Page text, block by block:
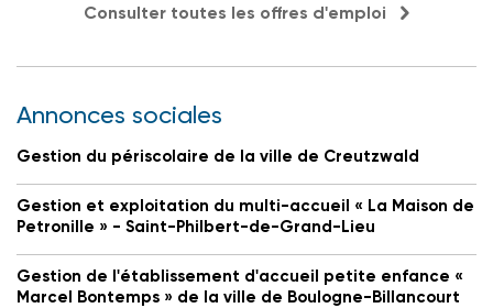
Consulter toutes les offres d'emploi
Annonces sociales
Gestion du périscolaire de la ville de Creutzwald
Gestion et exploitation du multi-accueil « La Maison de
Petronille » - Saint-Philbert-de-Grand-Lieu
Gestion de l'établissement d'accueil petite enfance «
Marcel Bontemps » de la ville de Boulogne-Billancourt